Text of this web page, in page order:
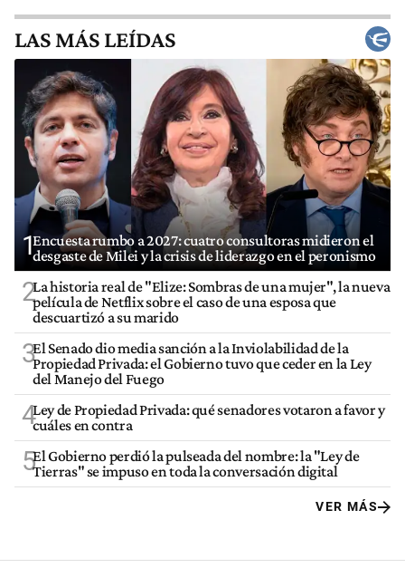
LAS MÁS LEÍDAS
1Encuesta rumbo a 2027: cuatro consultoras midieron el
desgaste de Milei y la crisis de liderazgo en el peronismo
2La historia real de "Elize: Sombras de una mujer", la nueva
película de Netflix sobre el caso de una esposa que
descuartizó a su marido
3El Senado dio media sanción a la Inviolabilidad de la
Propiedad Privada: el Gobierno tuvo que ceder en la Ley
del Manejo del Fuego
4Ley de Propiedad Privada: qué senadores votaron a favor y
cuáles en contra
5El Gobierno perdió la pulseada del nombre: la "Ley de
Tierras" se impuso en toda la conversación digital
VER MÁS